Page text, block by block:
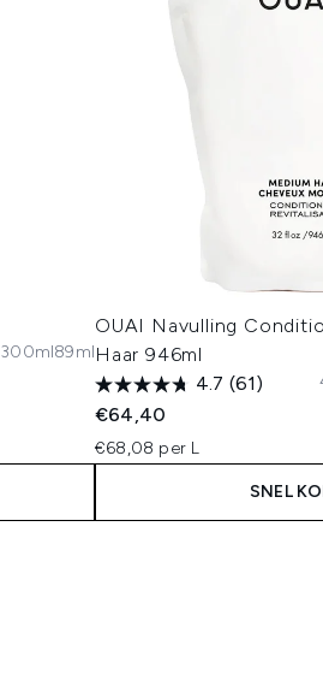
300ml89ml
OUAI Navulling
Haar 946ml
4.7 (61)
€64,40
€68,08 per L
SNEL